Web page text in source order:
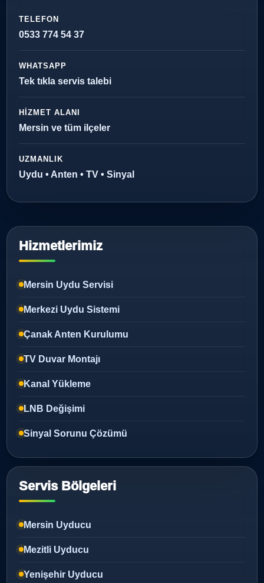
TELEFON
0533 774 54 37
WHATSAPP
Tek tıkla servis talebi
HIZMET ALANI
Mersin ve tüm ilçeler
UZMANLIK
Uydu • Anten • TV • Sinyal
Hizmetlerimiz
Mersin Uydu Servisi
Merkezi Uydu Sistemi
Çanak Anten Kurulumu
TV Duvar Montajı
Kanal Yükleme
LNB Değişimi
Sinyal Sorunu Çözümü
Servis Bölgeleri
Mersin Uyducu
Mezitli Uyducu
Yenişehir Uyducu